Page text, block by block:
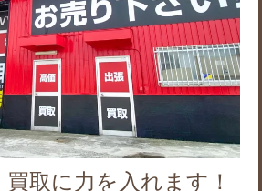
取に力を入れます！